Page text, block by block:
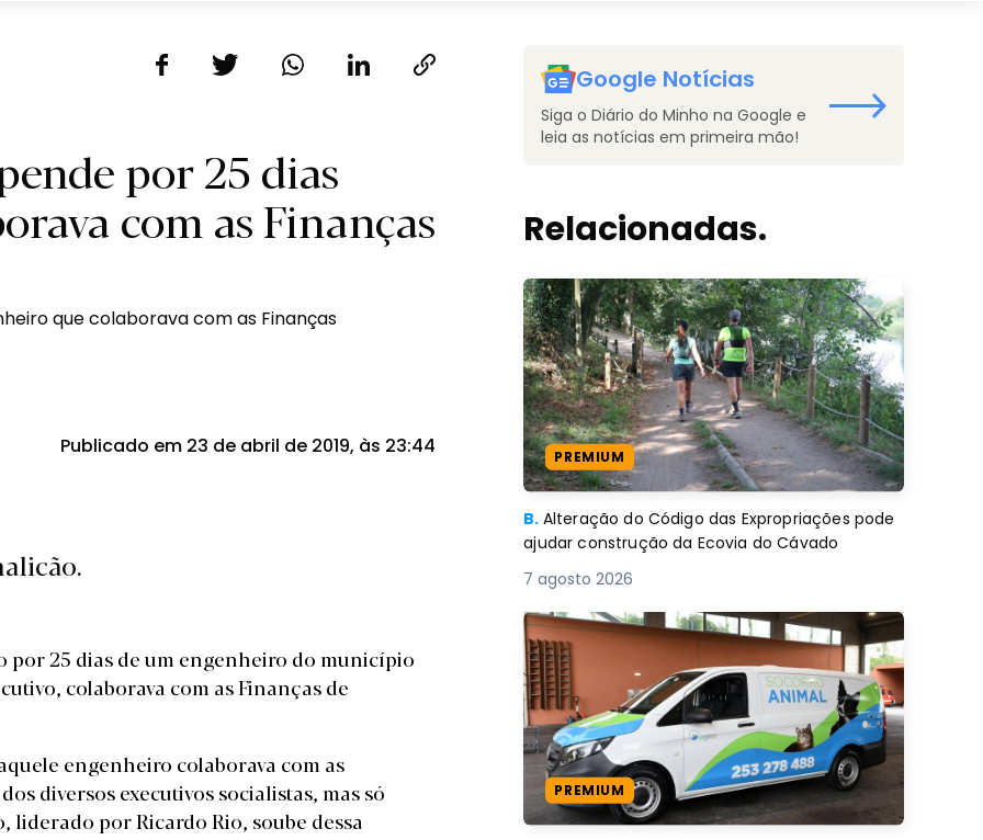
por 25 dias
com as Finanças
Publicado em 23 de abril de 2019, às 23:44
por 25 dias de um engenheiro do município
colaborava com as Finanças de
engenheiro colaborava com as
diversos executivos socialistas, mas só
liderado por Ricardo Rio, soube dessa
Google Notícias
Siga o Diário do Minho na Google e
leia as notícias em primeira mão!
Relacionadas.
PREMIUM
B. Alteração do Código das Expropriações pode
ajudar construção da Ecovia do Cávado
7 agosto 2026
PREMIUM